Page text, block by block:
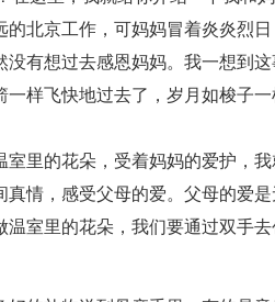
北京工作，可妈妈冒着炎炎烈
有想过去感恩妈妈。我一想到
样飞快地过去了，岁月如梭子
里的花朵，受着妈妈的爱护，
情，感受父母的爱。父母的爱
室里的花朵，我们要通过双手去